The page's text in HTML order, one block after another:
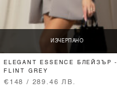
ИЗЧЕРПАНО
ELEGANT ESSENCE БЛЕЙЗЪР -
FLINT GREY
€148 / 289.46 ЛВ.